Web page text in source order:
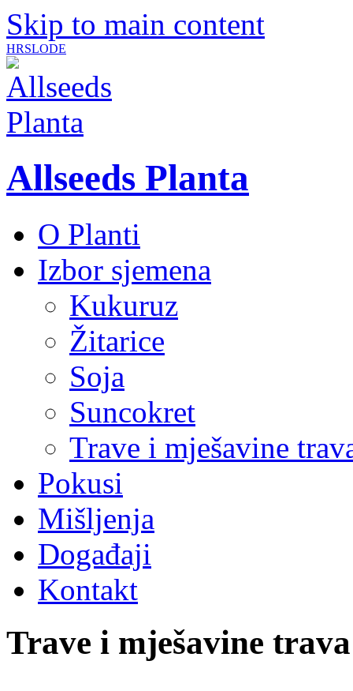
Skip to main content
HRSLODE
Allseeds Planta
O Planti
Izbor sjemena
Kukuruz
Žitarice
Soja
Suncokret
Trave i mješavine
Pokusi
Mišljenja
Događaji
Kontakt
Trave i mješavine trava